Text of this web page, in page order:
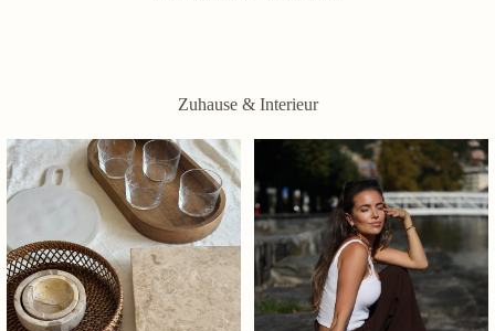
Zuhause & Interieur